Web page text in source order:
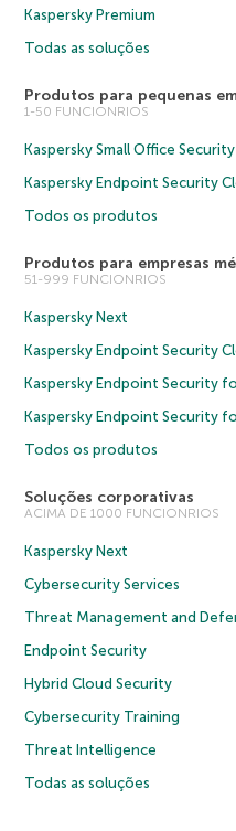
Kaspersky Premium
Todas as soluções
Produtos para pequenas
1-50 FUNCIONRIOS
Kaspersky Small Office Security
Kaspersky Endpoint Security
Todos os produtos
Produtos para empresas
51-999 FUNCIONRIOS
Kaspersky Next
Kaspersky Endpoint Security
Kaspersky Endpoint Security
Kaspersky Endpoint Security
Todos os produtos
Soluções corporativas
ACIMA DE 1000 FUNCIONRIOS
Kaspersky Next
Cybersecurity Services
Threat Management and
Endpoint Security
Hybrid Cloud Security
Cybersecurity Training
Threat Intelligence
Todas as soluções